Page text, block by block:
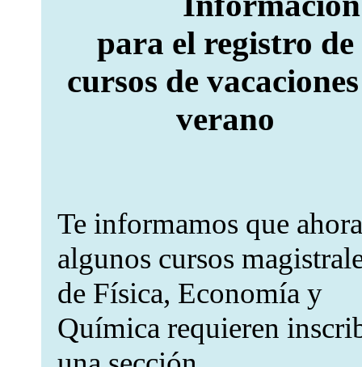
para el registro de
cursos de
verano
Te informamos que ahora
algunos cursos
de Física, Economía y
Química requieren